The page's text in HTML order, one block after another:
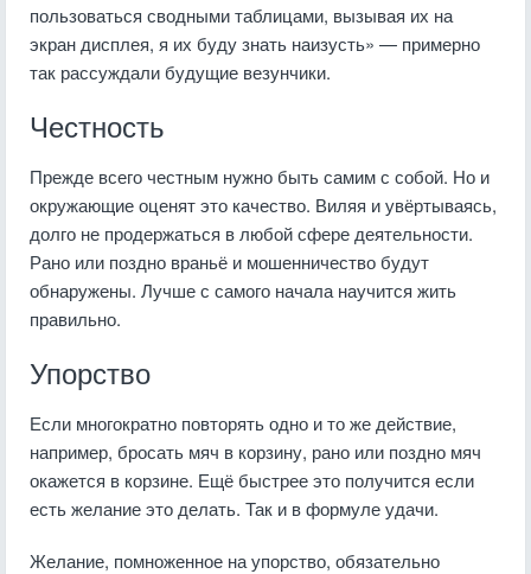
пользоваться сводными таблицами, вызывая их на
экран дисплея, я их буду знать наизусть» — примерно
так рассуждали будущие везунчики.
Честность
Прежде всего честным нужно быть самим с собой. Но и
окружающие оценят это качество. Виляя и увёртываясь,
долго не продержаться в любой сфере деятельности.
Рано или поздно враньё и мошенничество будут
обнаружены. Лучше с самого начала научится жить
правильно.
Упорство
Если многократно повторять одно и то же действие,
например, бросать мяч в корзину, рано или поздно мяч
окажется в корзине. Ещё быстрее это получится если
есть желание это делать. Так и в формуле удачи.
Желание, помноженное на упорство, обязательно